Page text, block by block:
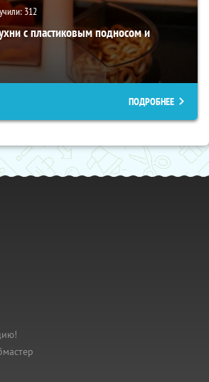
312
с пластиковым подносом и
ПОДРОБНЕЕ